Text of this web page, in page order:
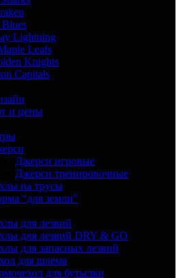
Lightning
Leafs
Knights
Capitals
и цены
Джерси игровые
Джерси тренировочные
на трусы
“для земли”
для лезвий
для лезвий DRY & GO
для запасных лезвий
для шлема
для бутылки